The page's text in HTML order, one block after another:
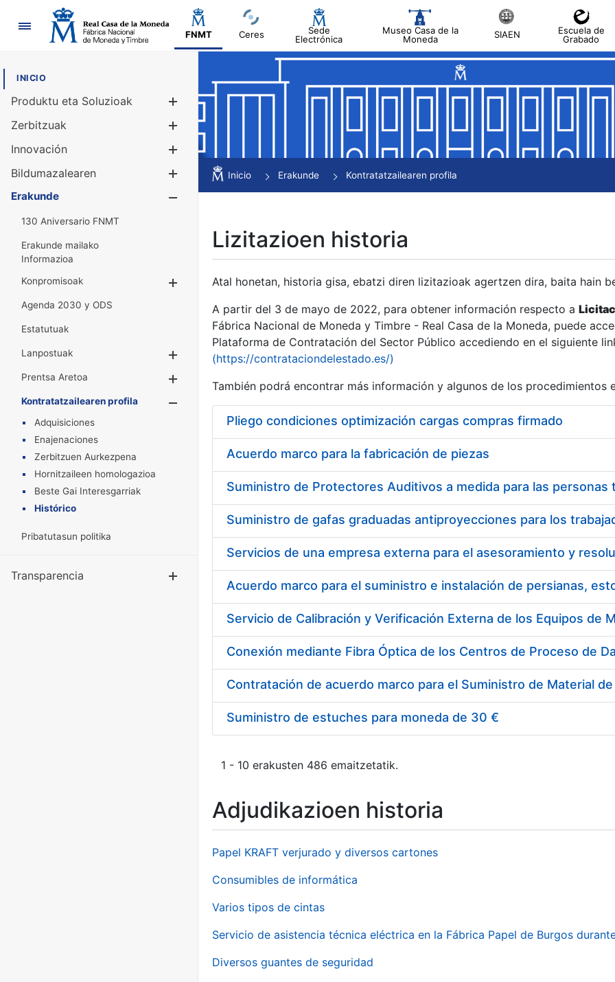
Nabigazioa
FNMT Ceres
Sede
Electrónica
Museo Casa de la
Moneda
SIAEN
Escuela de
Grabado
INICIO
Produktu eta Soluzioak
Erakutsi/Ezkutatu
Zerbitzuak
Innovación
Bildumazalearen
Erakutsi/Ezkutatu
Erakunde
130 Aniversario FNMT
Erakunde mailako
Informazioa
Konpromisoak
Erakutsi/Ezkutatu
Agenda 2030 y ODS
Estatutuak
Lanpostuak
Erakutsi/Ezkutatu
Prentsa Aretoa
Erakutsi/Ezkutatu
Kontratatzailearen profila
Erakutsi/Ezkutatu
Adquisiciones
Enajenaciones
Zerbitzuen Aurkezpena
Hornitzaileen homologazioa
Beste Gai Interesgarriak
Histórico
Pribatutasun politika
Transparencia Erakutsi/Ezkutatu
Inicio Erakunde Kontratatzailearen profila
Lizitazioen historia
Atal honetan, historia gisa, ebatzi diren lizitazioak agertzen dira, baita hain
A partir del 3 de mayo de 2022, para obtener información respecto a
Fábrica Nacional de Moneda y Timbre - Real Casa de la Moneda, puede
Plataforma de Contratación del Sector Público accediendo en el siguiente
(https://contrataciondelestado.es/)
También podrá encontrar más información y algunos de los procedimientos
Pliego condiciones optimización cargas compras firmado
Acuerdo marco para la fabricación de piezas
Acuerdo marco para el suministro e instalación de persianas,
Suministro de estuches para moneda de 30 €
1 - 10 erakusten 486 emaitzetatik.
Adjudikazioen historia
Papel KRAFT verjurado y diversos cartones
Consumibles de informática
Varios tipos de cintas
Servicio de asistencia técnica eléctrica en la Fábrica Papel de Burgos
Diversos guantes de seguridad